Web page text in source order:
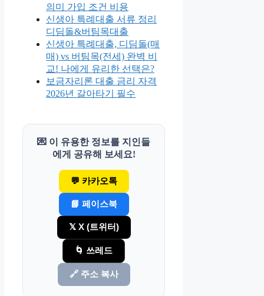
의미 가입 조건 비용
신생아 특례대출 서류 정리
디딤돌&버팀목대출
신생아 특례대출, 디딤돌(매
매) vs 버팀목(전세) 완벽 비
교! 나에게 유리한 선택은?
보금자리론 대출 금리 자격
2026년 갈아타기 필수
💌 이 유용한 정보를 지인들
에게 공유해 보세요!
💬 카카오톡
📘 페이스북
𝕏 X (트위터)
🌀 쓰레드
🔗 주소 복사